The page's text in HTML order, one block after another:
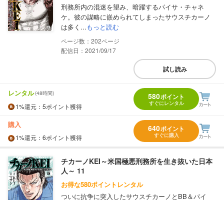
刑務所内の混迷を望み、暗躍するパイサ・チャネ
ケ。彼の謀略に嵌められてしまったサウスチカーノ
は多く...もっと読む
202
配信日：2021/09/17
試し読み
レンタル(48時間)
1%還元 ：5ポイント獲得
580ポイント
すぐにレンタル
購入
1%還元 ：6ポイント獲得
640ポイント
すぐに購入
チカーノKEI～米国極悪刑務所を生き抜いた日本
人～ 11
お得な580ポイントレンタル
ついに抗争に突入したサウスチカーノとBB＆パイ